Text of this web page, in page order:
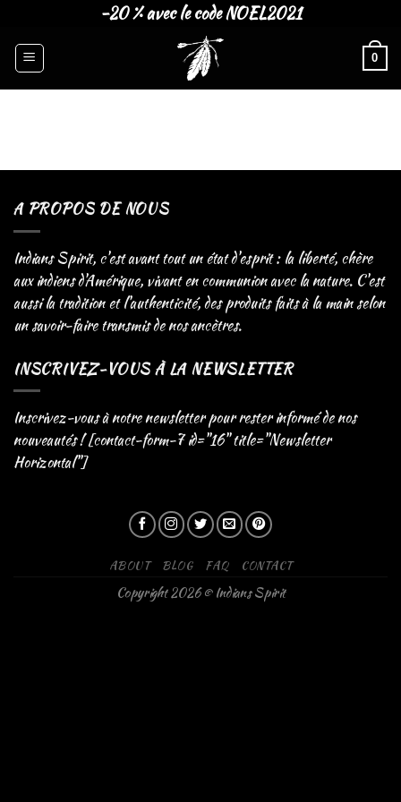
content
-20 % avec le code NOEL2021
0
A PROPOS DE NOUS
Indians Spirit, c'est avant tout un état d'esprit : la liberté, chère
aux indiens d'Amérique, vivant en communion avec la nature. C'est
aussi la tradition et l'authenticité, des produits faits à la main selon
un savoir-faire transmis de nos ancètres.
INSCRIVEZ-VOUS À LA NEWSLETTER
Inscrivez-vous à notre newsletter pour rester informé de nos
nouveautés ! [contact-form-7 id="16" title="Newsletter
Horizontal"]
ABOUT BLOG FAQ CONTACT
Copyright 2026 © Indians Spirit